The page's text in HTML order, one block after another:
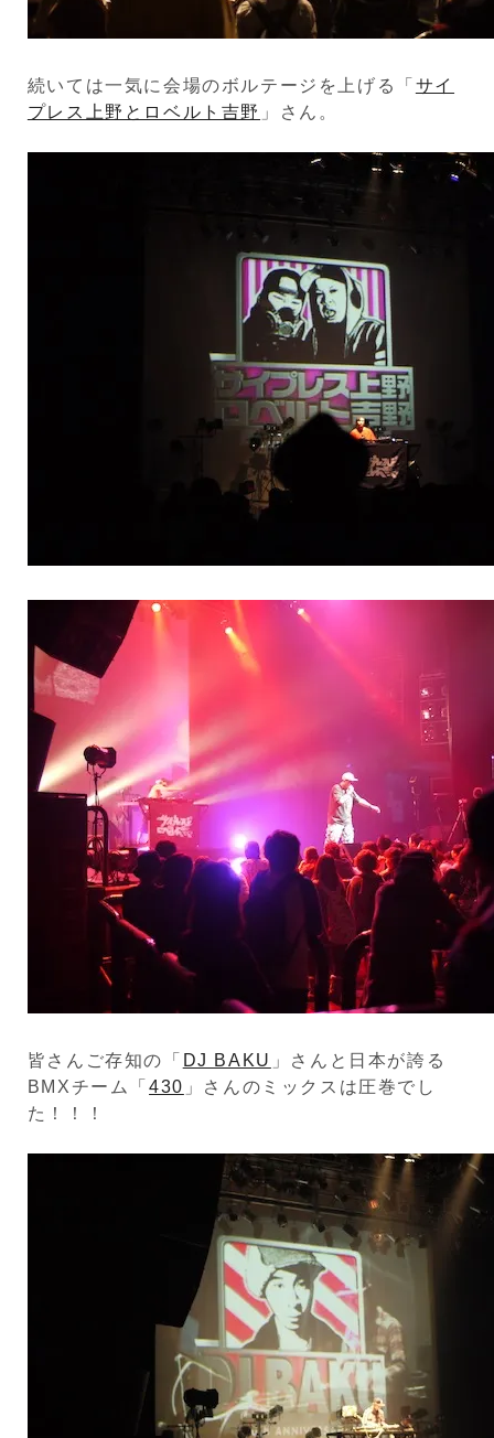
続いては一気に会場のボルテージを上げる「 サイ
プレス上野とロベルト吉野 」さん。
皆さんご存知の「 DJ BAKU 」さんと日本が誇る
BMXチーム「430 」さんのミックスは圧巻でし
た！！！